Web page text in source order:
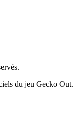
du jeu Gecko Out.